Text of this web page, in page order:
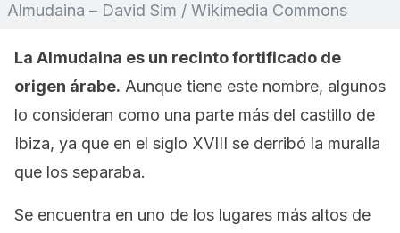
Almudaina – David Sim / Wikimedia Commons
La Almudaina es un recinto fortificado de
origen árabe. Aunque tiene este nombre, algunos
lo consideran como una parte más del castillo de
Ibiza, ya que en el siglo XVIII se derribó la muralla
que los separaba.
Se encuentra en uno de los lugares más altos de